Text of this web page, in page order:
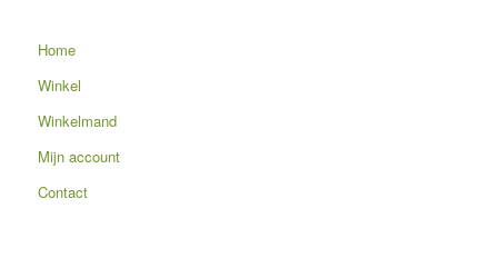
Home
Winkel
Winkelmand
Mijn account
Contact